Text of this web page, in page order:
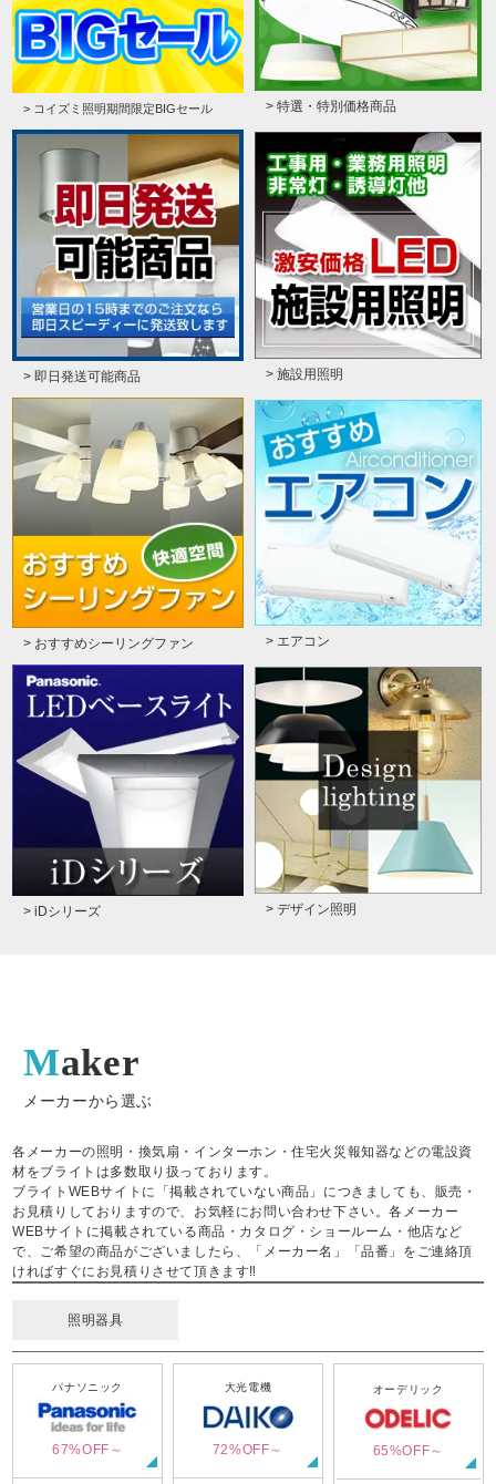
> コイズミ照明期間限定BIGセール > 特選・特別価格商品
> 即日発送可能商品 > 施設用照明
> おすすめシーリングファン > エアコン
> iDシリーズ > デザイン照明
Maker
メーカーから選ぶ
各メーカーの照明・換気扇・インターホン・住宅火災報知器などの電設資
材をブライトは多数取り扱っております。
ブライトWEBサイトに「掲載されていない商品」につきましても、販売・
お見積りしておりますので、お気軽にお問い合わせ下さい。各メーカー
WEBサイトに掲載されている商品・カタログ・ショールーム・他店など
で、ご希望の商品がございましたら、「メーカー名」「品番」をご連絡頂
ければすぐにお見積りさせて頂きます‼
照明器具
パナソニック
67%OFF～
大光電機
72%OFF～
オーデリック
65%OFF～